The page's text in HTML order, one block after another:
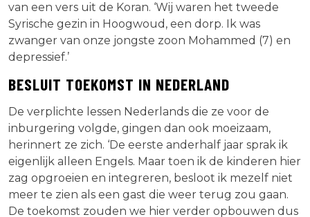
van een vers uit de Koran. ‘Wij waren het tweede
Syrische gezin in Hoogwoud, een dorp. Ik was
zwanger van onze jongste zoon Mohammed (7) en
depressief.’
BESLUIT TOEKOMST IN NEDERLAND
De verplichte lessen Nederlands die ze voor de
inburgering volgde, gingen dan ook moeizaam,
herinnert ze zich. ‘De eerste anderhalf jaar sprak ik
eigenlijk alleen Engels. Maar toen ik de kinderen hier
zag opgroeien en integreren, besloot ik mezelf niet
meer te zien als een gast die weer terug zou gaan.
De toekomst zouden we hier verder opbouwen dus